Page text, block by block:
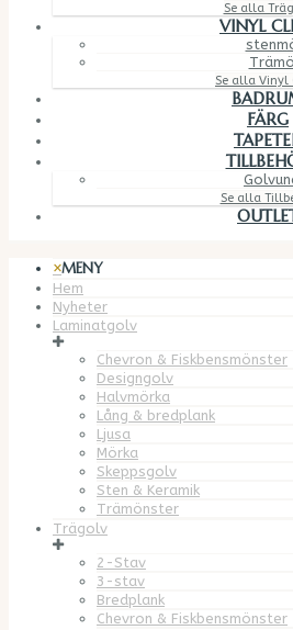
Se alla
VINYL
Se alla Vinyl
FÄRG
Se alla
×MENY
Hem
Nyheter
Laminatgolv
Chevron & Fiskbensmönster
Designgolv
Halvmörka
Lång & bredplank
Ljusa
Mörka
Skeppsgolv
Sten & Keramik
Trämönster
Trägolv
2-Stav
3-stav
Bredplank
Chevron & Fiskbensmönster